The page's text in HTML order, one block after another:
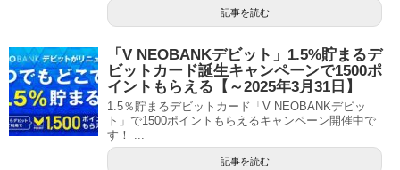
記事を読む
「V NEOBANKデビット」1.5%貯まるデ
ビットカード誕生キャンペーンで1500ポ
イントもらえる【～2025年3月31日】
1.5％貯まるデビットカード「V NEOBANKデビッ
ト」で1500ポイントもらえるキャンペーン開催中で
す！ ...
記事を読む